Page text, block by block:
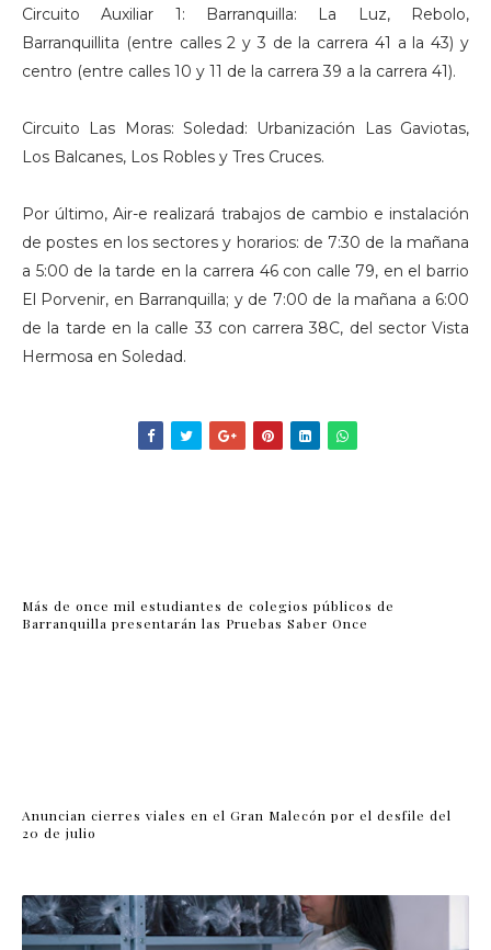
Circuito Auxiliar 1: Barranquilla: La Luz, Rebolo,
Barranquillita (entre calles 2 y 3 de la carrera 41 a la 43) y
centro (entre calles 10 y 11 de la carrera 39 a la carrera 41).
Circuito Las Moras: Soledad: Urbanización Las Gaviotas,
Los Balcanes, Los Robles y Tres Cruces.
Por último, Air-e realizará trabajos de cambio e instalación
de postes en los sectores y horarios: de 7:30 de la mañana
a 5:00 de la tarde en la carrera 46 con calle 79, en el barrio
El Porvenir, en Barranquilla; y de 7:00 de la mañana a 6:00
de la tarde en la calle 33 con carrera 38C, del sector Vista
Hermosa en Soledad.
Más de once mil estudiantes de colegios públicos de
Barranquilla presentarán las Pruebas Saber Once
Anuncian cierres viales en el Gran Malecón por el desfile del
20 de julio